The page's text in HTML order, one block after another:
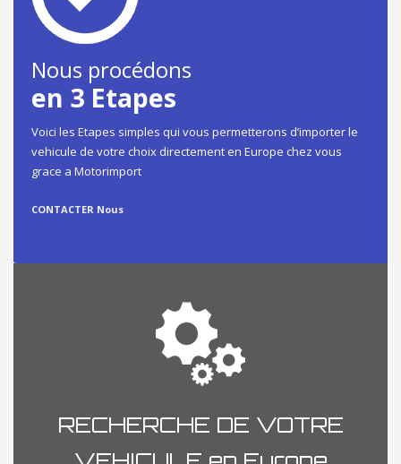
Nous procédons
en 3 Etapes
Voici les Etapes simples qui vous permetterons d’importer le
vehicule de votre choix directement en Europe chez vous
grace a Motorimport
CONTACTER Nous
RECHERCHE DE VOTRE